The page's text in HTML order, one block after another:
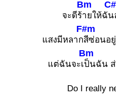
จะดีร้
Bm
ายให้ฉั
C#
น
แสงมีหลาก
F#m
สีซ่อนอยู่
แต่ฉันจะเ
Bm
ป็นฉัน ส่
Do I really